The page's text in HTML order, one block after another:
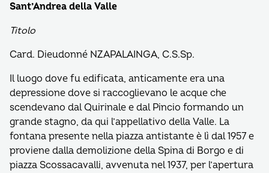
Sant’Andrea della Valle
Titolo
Card. Dieudonné NZAPALAINGA, C.S.Sp.
Il luogo dove fu edificata, anticamente era una
depressione dove si raccoglievano le acque che
scendevano dal Quirinale e dal Pincio formando un
grande stagno, da qui l’appellativo della Valle. La
fontana presente nella piazza antistante è lì dal 1957 e
proviene dalla demolizione della Spina di Borgo e di
piazza Scossacavalli, avvenuta nel 1937, per l’apertura